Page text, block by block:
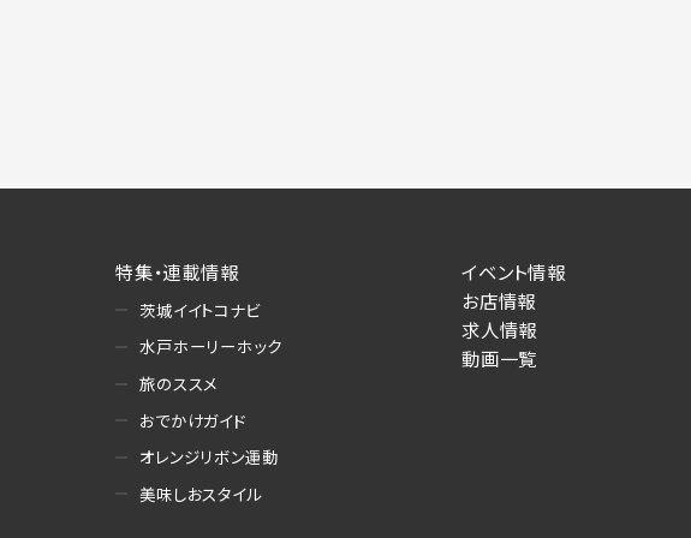
・提供の目的
・提供する個人情報の項目
求人応募フォームより直接取得した氏名、住所、電話番号、
・提供の手段又は方法
書面もしくは電磁的な方法（本サービスが提供する事業主
(2)お客様がネット予約フォームより個人情報を送信した事業
・提供の目的
お客様が予約申し込みを行った店舗によるお客様に対する
への連絡・情報提供
特集・連載情報
茨城イイトコナビ
水戸ホーリーホック
旅のススメ
おでかけガイド
オレンジリボン運動
美味しおスタイル
イベント情報
お店情報
求人情報
動画一覧